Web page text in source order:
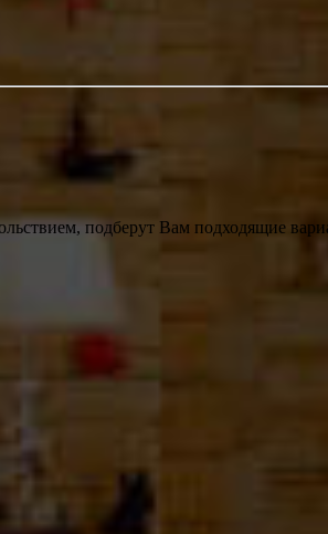
подберут Вам подходящие